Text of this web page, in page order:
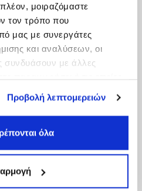
μοιραζόμαστε
τον τρόπο που
μας με συνεργάτες
και αναλύσεων, οι
συνδυάσουν με άλλες
την από μέρους σας χρήση
Προβολή λεπτομερειών
όλα